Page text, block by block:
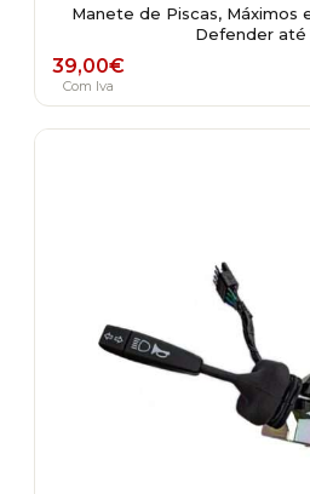
Manete de Piscas, Máximos
Defender até
39,00€
Com Iva